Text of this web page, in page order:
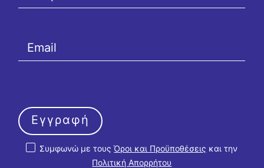
Συμφωνώ με τουςΌροι και Προϋποθέσεις και την
Πολιτική Απορρήτου
Εγγραφή